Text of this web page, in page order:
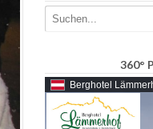
360°
Berghotel